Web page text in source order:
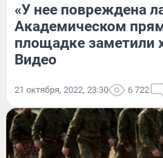
«У нее повреждена
Академическом
площадке
Видео
21 октября, 2022, 23:30 6 722